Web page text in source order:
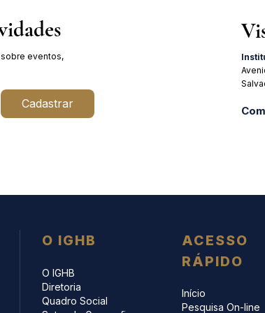
eventos,
Cadastrar
O IGHB
O IGHB
Diretoria
Quadro Social
ACESSO
RÁPIDO
Início
Pesquisa On-line